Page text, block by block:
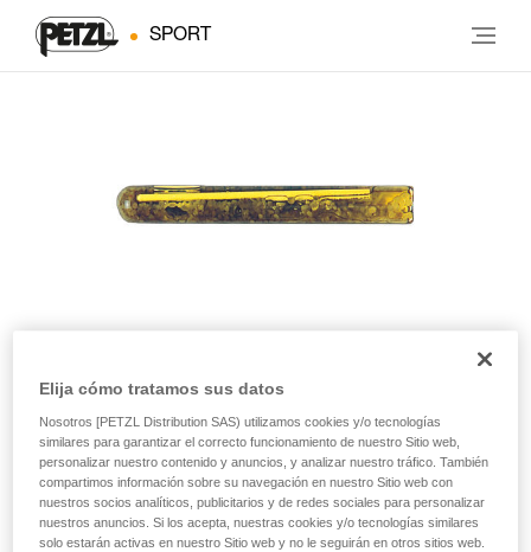
SPORT
AMPOULE BAT’INOX
Cola para el anclaje químico BAT’INOX (pack de 10)
Cola para el anclaje químico BAT’INOX.
Elija cómo tratamos sus datos
Nosotros [PETZL Distribution SAS) utilizamos cookies y/o tecnologías
similares para garantizar el correcto funcionamiento de nuestro Sitio web,
personalizar nuestro contenido y anuncios, y analizar nuestro tráfico. También
compartimos información sobre su navegación en nuestro Sitio web con
nuestros socios analíticos, publicitarios y de redes sociales para personalizar
nuestros anuncios. Si los acepta, nuestras cookies y/o tecnologías similares
solo estarán activas en nuestro Sitio web y no le seguirán en otros sitios web.